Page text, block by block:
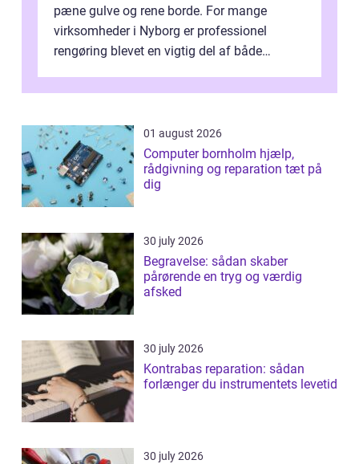
pæne gulve og rene borde. For mange
virksomheder i Nyborg er professionel
rengøring blevet en vigtig del af både
samlede ...
01 august 2026
Computer bornholm hjælp,
rådgivning og reparation tæt på
dig
30 july 2026
Begravelse: sådan skaber
pårørende en tryg og værdig
afsked
30 july 2026
Kontrabas reparation: sådan
forlænger du instrumentets levetid
30 july 2026